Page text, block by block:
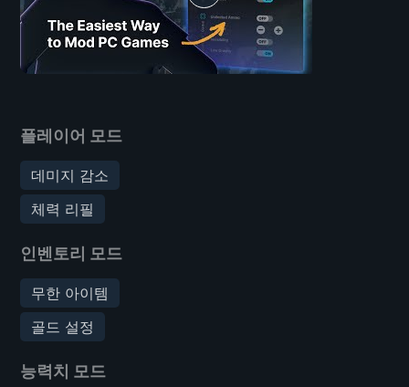
플레이어 모드
데미지 감소
체력 리필
인벤토리 모드
무한 아이템
골드 설정
능력치 모드